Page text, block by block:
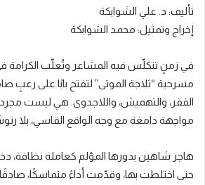
تأليف: د. علي الشوابكة
إخراج وتمثيل: محمد الشوابكة
في زمنٍ تتكلّس فيه المشاعر وتُعلّب الكرامة
مسرحية “ثلاجة الموتى” لتفتح بابًا على
الفقر، والتهميش، واللاجدوى. هي ليست مجرد
مواجهة دامغة مع وجه الواقع القاسي، بلا
هاجر شاهين بدورها المؤلم كعاملة نظافة،
حتى اختلطت بها، وقدّمت أداءً متماسكًا،